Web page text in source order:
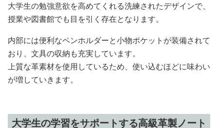
大学生の勉強意欲を高めてくれる洗練されたデザインで、
授業や図書館でも目を引く存在となります。
内部には便利なペンホルダーと小物ポケットが装備されて
おり、文具の収納も充実しています。
上質な革素材を使用しているため、使い込むほどに味わい
が増していきます。
大学生の学習をサポートする高級革製ノート